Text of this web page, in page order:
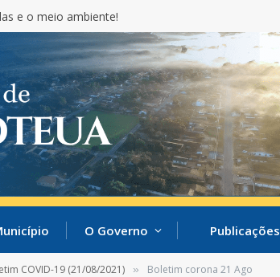
e o meio ambiente!
O Governo Publicações
COVID-19 (21/08/2021) » Boletim corona 21 Ago